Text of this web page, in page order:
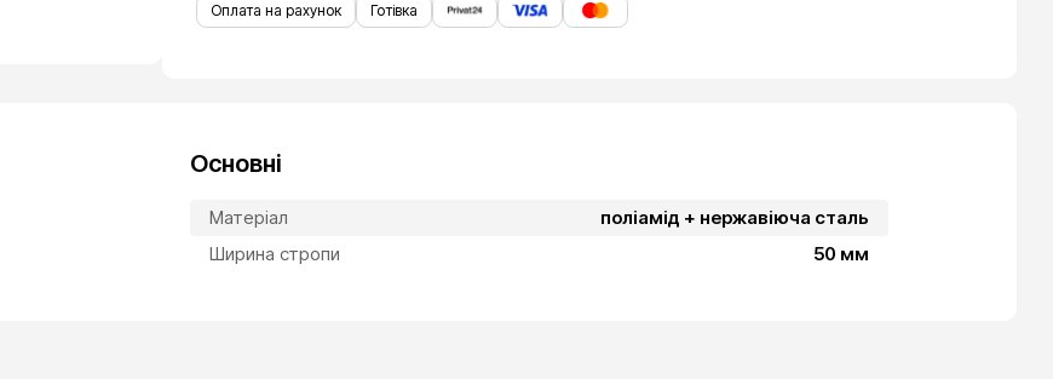
Оплата на рахунок Готівка
Основні
Матеріал
поліамід + нержавіюча сталь
Ширина стропи
50 мм